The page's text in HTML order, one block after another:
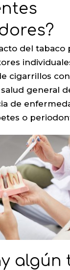
del tabaco
cigarrillos
general
de
o
algún